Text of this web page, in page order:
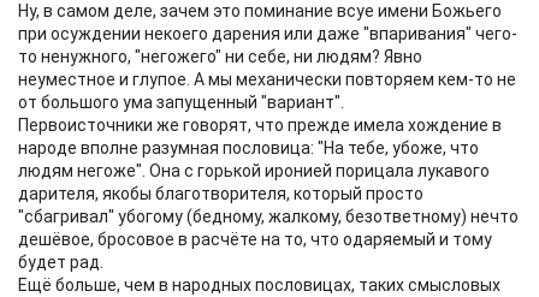
Ну, в самом деле, зачем это поминание всуе имени Божьего
при осуждении некоего дарения или даже "впаривания" чего-
то ненужного, "негожего" ни себе, ни людям? Явно
неуместное и глупое. А мы механически повторяем кем-то не
от большого ума запущенный "вариант".
Первоисточники же говорят, что прежде имела хождение в
народе вполне разумная пословица: "На тебе, убоже, что
людям негоже". Она с горькой иронией порицала лукавого
дарителя, якобы благотворителя, который просто
"сбагривал" убогому (бедному, жалкому, безответному) нечто
дешёвое, бросовое в расчёте на то, что одаряемый и тому
будет рад.
Ещё больше, чем в народных пословицах, таких смысловых